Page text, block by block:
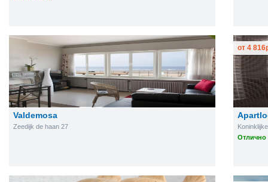
Valdemosa
Zeedijk de haan 27
Отлично
от 4 816